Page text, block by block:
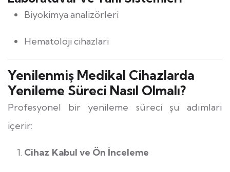
Biyokimya analizörleri
Hematoloji cihazları
Yenilenmiş Medikal Cihazlarda
Yenileme Süreci Nasıl Olmalı?
Profesyonel bir yenileme süreci şu adımları
içerir:
Cihaz Kabul ve Ön İnceleme